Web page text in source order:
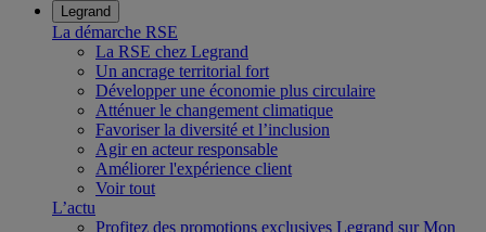
Legrand
La démarche RSE
La RSE chez Legrand
Un ancrage territorial fort
Développer une économie plus circulaire
Atténuer le changement climatique
Favoriser la diversité et l’inclusion
Agir en acteur responsable
Améliorer l'expérience client
Voir tout
L’actu
Profitez des promotions exclusives Legrand sur Mon